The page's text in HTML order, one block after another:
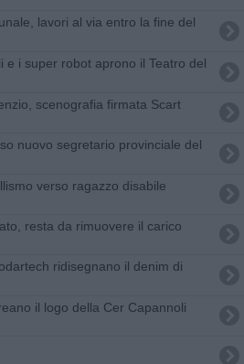
lavori al via entro la fine del
e i super robot aprono il Teatro del
scenografia firmata Scart
nuovo segretario provinciale del
verso ragazzo disabile
resta da rimuovere il carico
ridisegnano il denim di
il logo della Cer Capannoli